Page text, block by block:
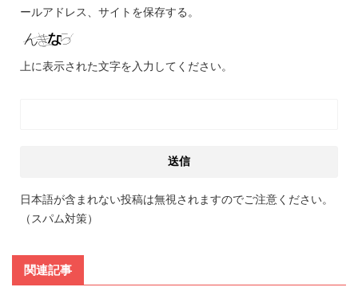
ールアドレス、サイトを保存する。
上に表示された文字を入力してください。
日本語が含まれない投稿は無視されますのでご注意ください。
（スパム対策）
関連記事